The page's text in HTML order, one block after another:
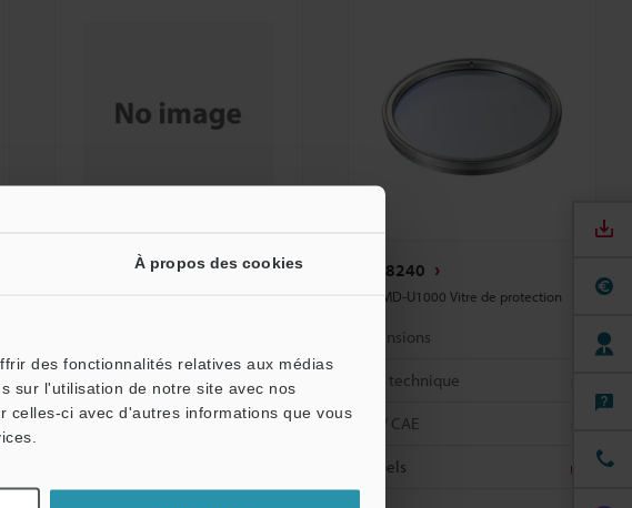
À propos des cookies
des fonctionnalités relatives aux médias
sur l'utilisation de notre site avec nos
celles-ci avec d'autres informations que vous
Fiche technique
CAO / CAE
OP-88240
Série MD-U1000 Vitre de protection
Dimensions
Fiche technique
CAO / CAE
Manuels